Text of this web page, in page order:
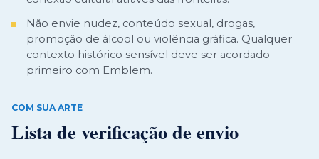
Não envie nudez, conteúdo sexual, drogas,
promoção de álcool ou violência gráfica. Qualquer
contexto histórico sensível deve ser acordado
primeiro com Emblem.
COM SUA ARTE
Lista de verificação de envio